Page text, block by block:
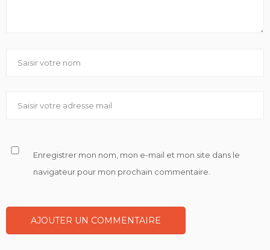
Enregistrer mon nom, mon e-mail et mon site dans le
navigateur pour mon prochain commentaire.